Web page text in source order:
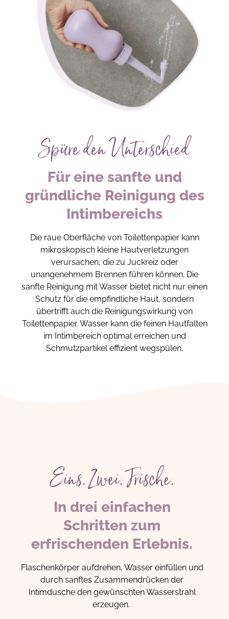
Spüre den Unterschied
Für eine sanfte und
gründliche Reinigung des
Intimbereichs
Die raue Oberfläche von Toilettenpapier kann
mikroskopisch kleine Hautverletzungen
verursachen, die zu Juckreiz oder
unangenehmem Brennen führen können. Die
sanfte Reinigung mit Wasser bietet nicht nur einen
Schutz für die empfindliche Haut, sondern
übertrifft auch die Reinigungswirkung von
Toilettenpapier. Wasser kann die feinen Hautfalten
im Intimbereich optimal erreichen und
Schmutzpartikel effizient wegspülen.
Eins. Zwei. Frische.
In drei einfachen
Schritten zum
erfrischenden Erlebnis.
Flaschenkörper aufdrehen, Wasser einfüllen und
durch sanftes Zusammendrücken der
Intimdusche den gewünschten Wasserstrahl
erzeugen.